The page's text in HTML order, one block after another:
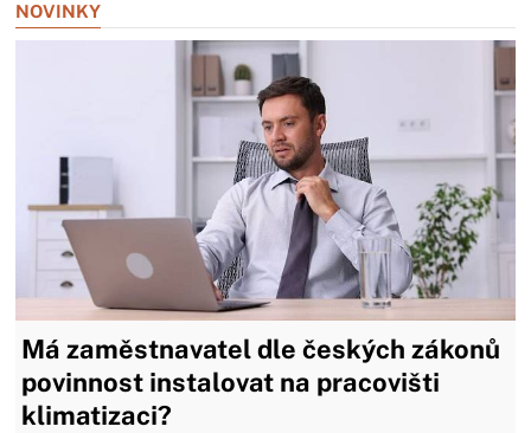
NOVINKY
Má zaměstnavatel dle českých zákonů
povinnost instalovat na pracovišti
klimatizaci?